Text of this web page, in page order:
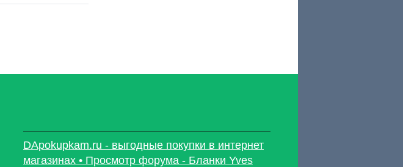
DApokupkam.ru - выгодные покупки в интернет
магазинах • Просмотр форума - Бланки Yves